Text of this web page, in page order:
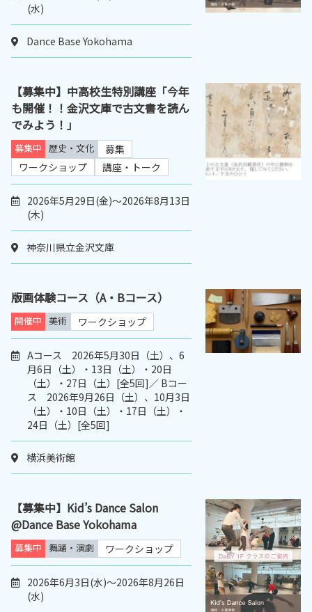
(水)
Dance Base Yokohama
【募集中】中高校生特別講座「今年
も開催！！金沢文庫で古文書を読ん
でみよう！」
募集中 歴史・文化
募集
ワークショップ
講座・トーク
2026年5月29日(金)～2026年8月13日
(木)
神奈川県立金沢文庫
版画体験コース（A・Bコース）
開催中 美術 ワークショップ
Aコース 2026年5月30日（土）、6
月6日（土）・13日（土）・20日
（土）・27日（土）[全5回]／ Bコー
ス 2026年9月26日（土）、10月3日
（土）・10日（土）・17日（土）・
24日（土）[全5回]
横浜美術館
【募集中】Kid’s Dance Salon
@Dance Base Yokohama
募集中 舞踊・演劇 ワークショップ
2026年6月3日(水)～2026年8月26日
(水)